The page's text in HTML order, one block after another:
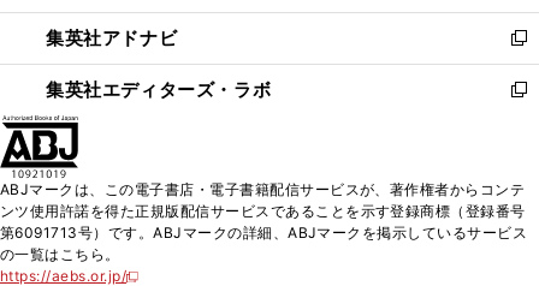
開
く
ウ
で
開
く
ン
ド
ウ
で
ウ
ィ
ン
ド
く
集英社アドナビ
新
し
い
ド
ウ
で
集英社エディターズ・ラボ
新
ィ
ン
ド
ABJマークは、この電子書店・電子書籍配信サービスが、著作権者からコンテ
ンツ使用許諾を得た正規版配信サービスであることを示す登録商標（登録番号
第6091713号）です。ABJマークの詳細、ABJマークを掲示しているサービス
の一覧はこちら。
https://aebs.or.jp/
新